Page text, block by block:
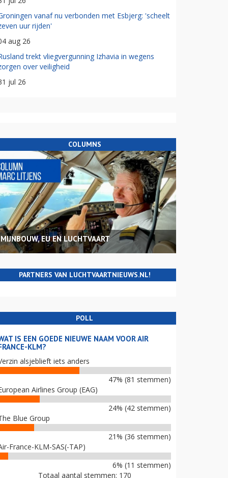
vanaf nu verbonden met Esbjerg: 'scheelt
uur rijden'
aug 26
trekt vliegvergunning Izhavia in wegens
over veiligheid
jul 26
COLUMNS
MIJNBOUW, EU EN LUCHTVAART
PARTNERS VAN LUCHTVAARTNIEUWS.NL!
POLL
IS EEN GOEDE NIEUWE NAAM VOOR AIR
KLM?
alsjeblieft iets anders
47% (81 stemmen)
Airlines Group (EAG)
24% (42 stemmen)
Blue Group
21% (36 stemmen)
France-KLM-SAS(-TAP)
6% (11 stemmen)
Totaal aantal stemmen: 170